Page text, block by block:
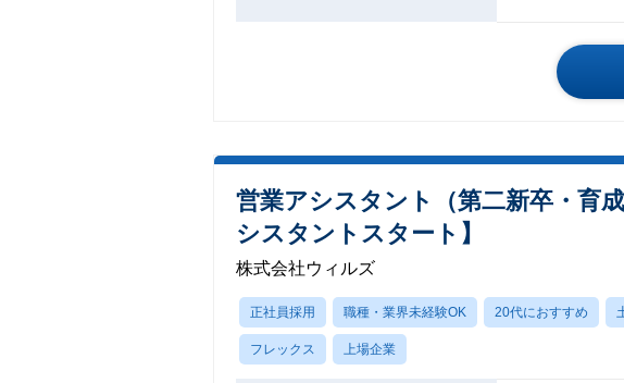
営業アシスタント（第二新卒・育
シスタントスタート】
株式会社ウィルズ
正社員採用 職種・業界未経験OK 20代におすすめ
フレックス 上場企業